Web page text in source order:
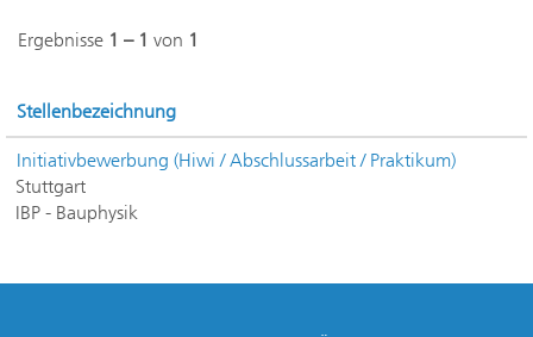
Ergebnisse 1 – 1 von 1
Stellenbezeichnung
Initiativbewerbung (Hiwi / Abschlussarbeit / Praktikum)
Stuttgart
IBP - Bauphysik